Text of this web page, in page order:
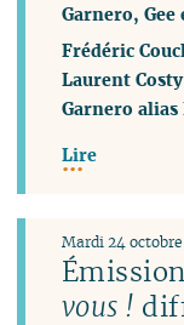
Garnero,
Frédéric
Laurent Costy
Garnero
Lire
vous !
Mardi 24 octobre